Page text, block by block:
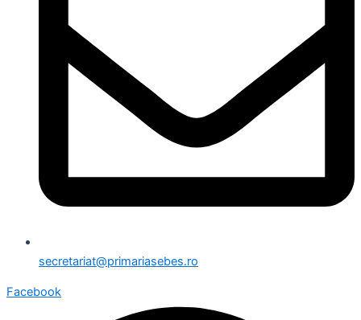
secretariat@primariasebes.ro
Facebook